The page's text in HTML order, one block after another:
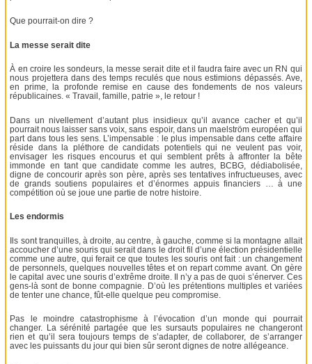
Que pourrait-on dire ?
La messe serait dite
À en croire les sondeurs, la messe serait dite et il faudra faire avec un RN qui
nous projettera dans des temps reculés que nous estimions dépassés. Ave,
en prime, la profonde remise en cause des fondements de nos valeurs
républicaines. « Travail, famille, patrie », le retour !
Dans un nivellement d’autant plus insidieux qu’il avance cacher et qu’il
pourrait nous laisser sans voix, sans espoir, dans un maelström européen qui
part dans tous les sens. L’impensable : le plus impensable dans cette affaire
réside dans la pléthore de candidats potentiels qui ne veulent pas voir,
envisager les risques encourus et qui semblent prêts à affronter la bête
immonde en tant que candidate comme les autres, BCBG, dédiabolisée,
digne de concourir après son père, après ses tentatives infructueuses, avec
de grands soutiens populaires et d’énormes appuis financiers … à une
compétition où se joue une partie de notre histoire.
Les endormis
Ils sont tranquilles, à droite, au centre, à gauche, comme si la montagne allait
accoucher d’une souris qui serait dans le droit fil d’une élection présidentielle
comme une autre, qui ferait ce que toutes les souris ont fait : un changement
de personnels, quelques nouvelles têtes et on repart comme avant. On gère
le capital avec une souris d’extrême droite. Il n’y a pas de quoi s’énerver. Ces
gens-là sont de bonne compagnie. D’où les prétentions multiples et variées
de tenter une chance, fût-elle quelque peu compromise.
Pas le moindre catastrophisme à l’évocation d’un monde qui pourrait
changer. La sérénité partagée que les sursauts populaires ne changeront
rien et qu’il sera toujours temps de s’adapter, de collaborer, de s’arranger
avec les puissants du jour qui bien sûr seront dignes de notre allégeance.